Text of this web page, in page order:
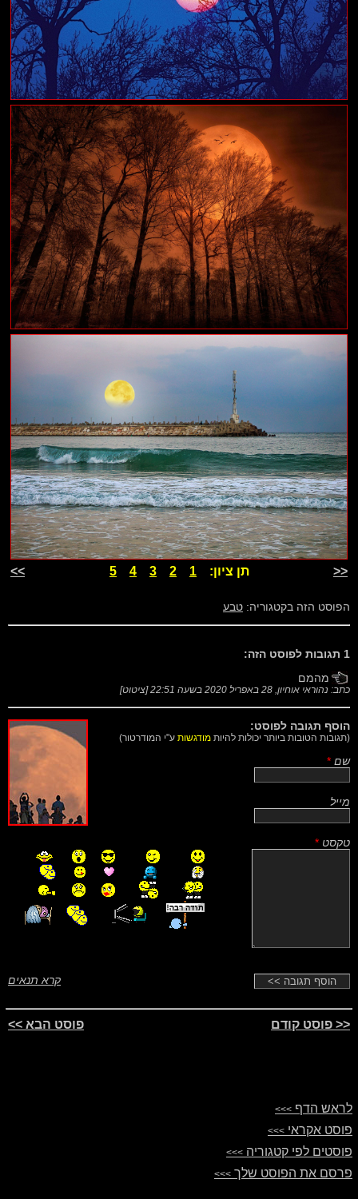
<< תן ציון: 1
2
3
4
5
>>
הפוסט הזה בקטגוריה: טבע
1 תגובות לפוסט הזה:
מהמם
כתב: נהוראי אוחיון, 28 באפריל 2020 בשעה 22:51 [ציטוט]
הוסף תגובה לפוסט:
(תגובות הטובות ביותר יכולות להיות מודגשות ע"י המודרטור)
שם *
מייל
טקסט *
קרא תנאים
<< פוסט קודם פוסט הבא >>
לראש הדף >>>
פוסט אקראי >>>
פוסטים לפי קטגוריה >>>
פרסם את הפוסט שלך >>>